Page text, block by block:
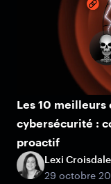
Les 10 meilleurs
cybersécurité :
proactif
Lexi Croisdale
29 octobre